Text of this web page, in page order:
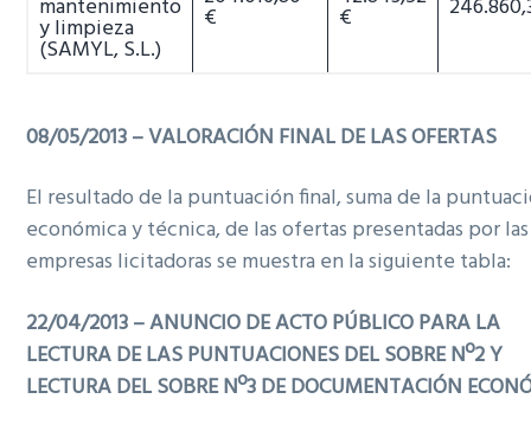
mantenimiento
y limpieza
(SAMYL, S.L.)
€ €
08/05/2013 – VALORACIÓN FINAL DE LAS OFERTAS
El resultado de la puntuación final, suma de la
económica y técnica, de las ofertas presentadas por las
empresas licitadoras se muestra en la siguiente tabla:
22/04/2013 – ANUNCIO DE ACTO PÚBLICO PARA LA
LECTURA DE LAS PUNTUACIONES DEL SOBRE Nº2 Y
LECTURA DEL SOBRE Nº3 DE DOCUMENTACIÓN